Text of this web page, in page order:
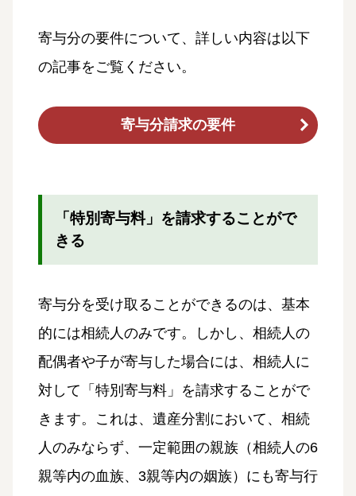
寄与分の要件について、詳しい内容は以下
の記事をご覧ください。
寄与分請求の要件
「特別寄与料」を請求することがで
きる
寄与分を受け取ることができるのは、基本
的には相続人のみです。しかし、相続人の
配偶者や子が寄与した場合には、相続人に
対して「特別寄与料」を請求することがで
きます。これは、遺産分割において、相続
人のみならず、一定範囲の親族（相続人の6
親等内の血族、3親等内の姻族）にも寄与行